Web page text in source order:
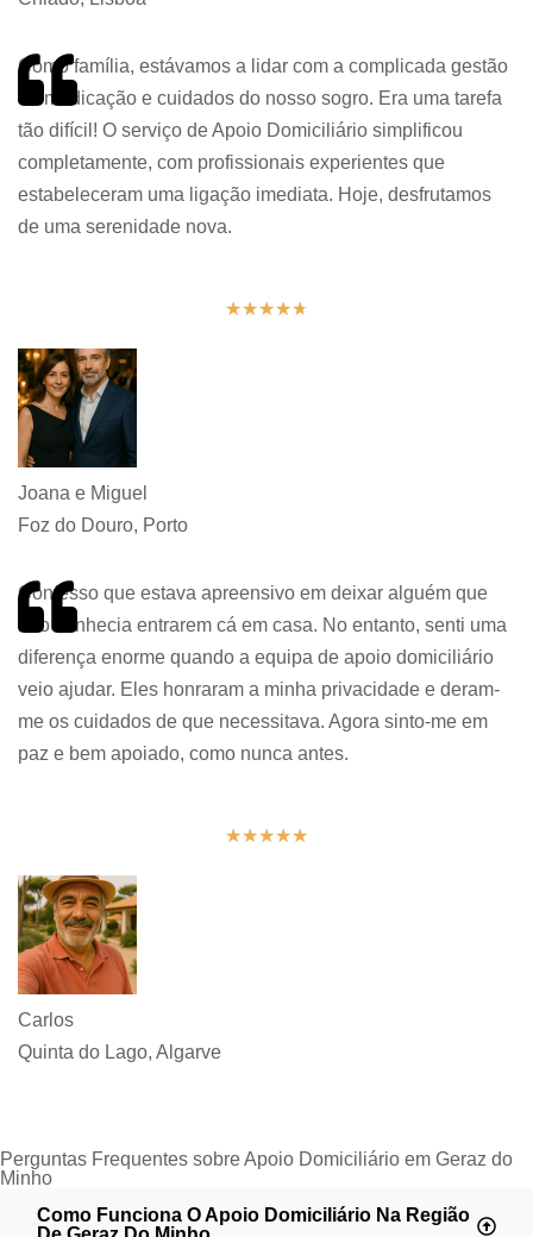
Como família, estávamos a lidar com a complicada gestão
da medicação e cuidados do nosso sogro. Era uma tarefa
tão difícil! O serviço de Apoio Domiciliário simplificou
completamente, com profissionais experientes que
estabeleceram uma ligação imediata. Hoje, desfrutamos
de uma serenidade nova.
★★★★★
Joana e Miguel
Foz do Douro, Porto
Confesso que estava apreensivo em deixar alguém que
não conhecia entrarem cá em casa. No entanto, senti uma
diferença enorme quando a equipa de apoio domiciliário
veio ajudar. Eles honraram a minha privacidade e deram-
me os cuidados de que necessitava. Agora sinto-me em
paz e bem apoiado, como nunca antes.
★★★★★
Carlos
Quinta do Lago, Algarve
Perguntas Frequentes sobre Apoio Domiciliário em Geraz do
Minho
Como Funciona O Apoio Domiciliário Na Região